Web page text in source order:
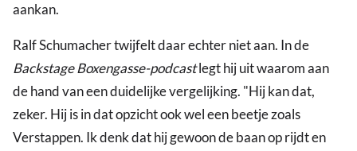
aankan.
Ralf Schumacher twijfelt daar echter niet aan. In de
Backstage Boxengasse-podcastlegt hij uit waarom aan
de hand van een duidelijke vergelijking. "Hij kan dat,
zeker. Hij is in dat opzicht ook wel een beetje zoals
Verstappen. Ik denk dat hij gewoon de baan op rijdt en